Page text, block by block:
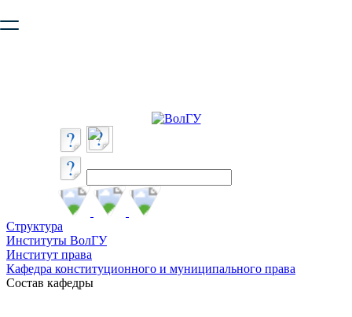
безопасную работу с сайтом. Пожалуйста
Структура
Институты ВолГУ
Институт права
Кафедра конституционного и муниципального права
Состав кафедры